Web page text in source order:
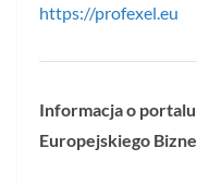
https://profexel.eu
Informacja o
Europejskiego